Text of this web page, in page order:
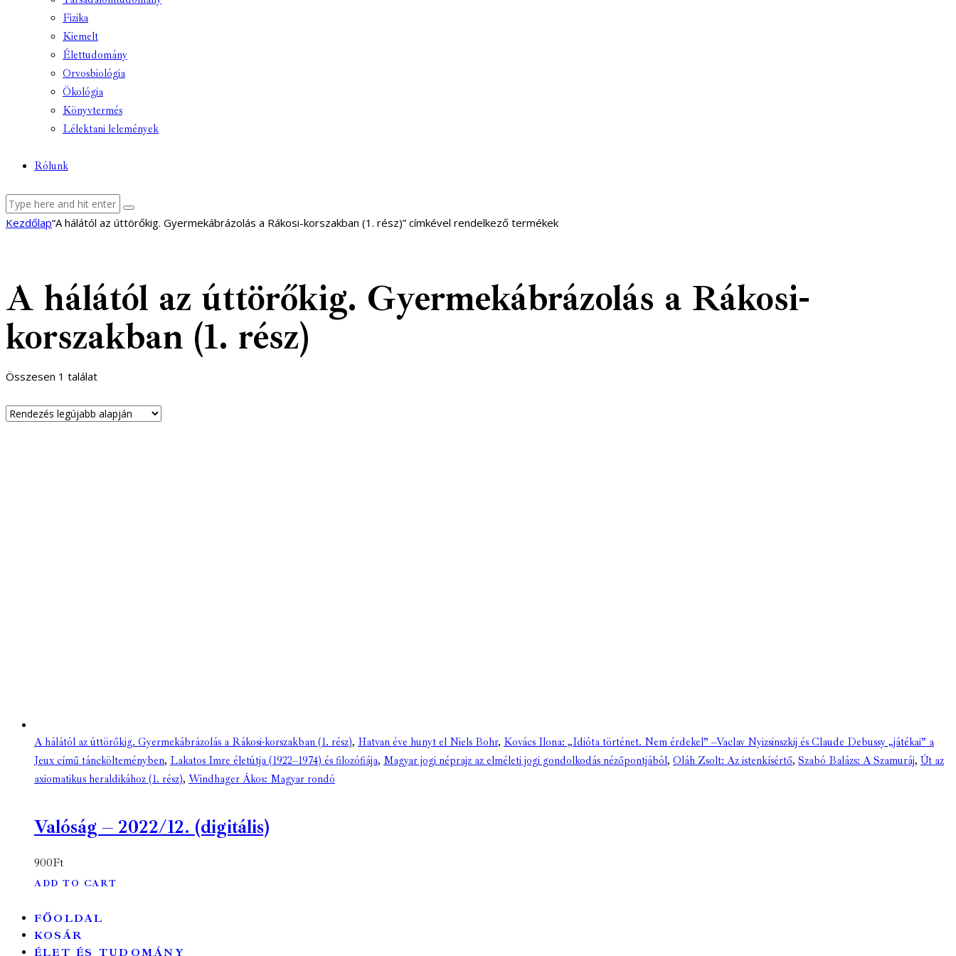
Fizika
Kiemelt
Élettudomány
Orvosbiológia
Ökológia
Könyvtermés
Lélektani lelemények
Rólunk
facebook-
youtube-
email
Kezdőlap“A hálától az úttörőkig. Gyermekábrázolás a Rákosi-korszakban (1. rész)” címkével rendelkező termékek
A hálától az úttörőkig. Gyermekábrázolás a Rákosi-
korszakban (1. rész)
Összesen 1 találat
A hálától az úttörőkig. Gyermekábrázolás a Rákosi-korszakban (1. rész), Hatvan éve hunyt el Niels Bohr, Kovács Ilona: „Idióta történet. Nem érdekel” –Vaclav Nyizsinszkij és Claude Debussy „játékai” a
Jeux című tánckölteményben, Lakatos Imre életútja (1922–1974) és filozófiája, Magyar jogi néprajz az elméleti jogi gondolkodás nézőpontjából, Oláh Zsolt: Az istenkísértő, Szabó Balázs: A Szamuráj, Út az
axiomatikus heraldikához (1. rész), Windhager Ákos: Magyar rondó
Valóság – 2022/12. (digitális)
900Ft
ADD TO CART
FŐOLDAL
KOSÁR
ÉLET ÉS TUDOMÁNY